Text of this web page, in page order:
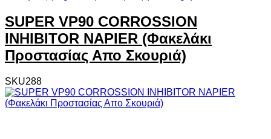
SUPER VP90 CORROSSION
INHIBITOR NAPIER (Φακελάκι
Προστασίας Απο Σκουριά)
SKU288